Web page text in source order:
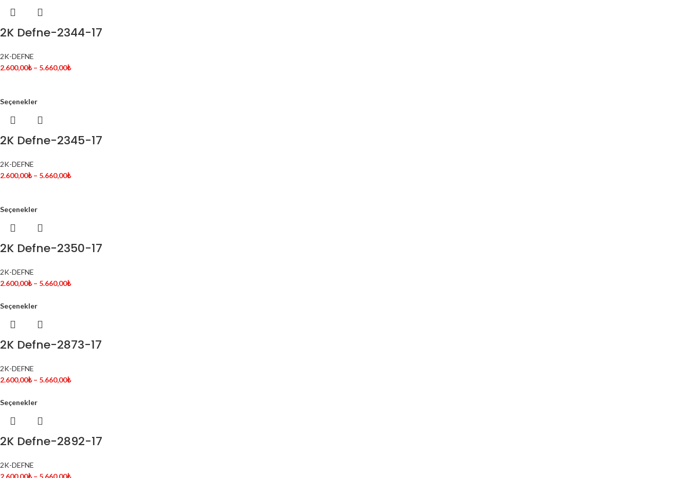
2K Defne-2344-17
2K-DEFNE
2.600,00₺ – 5.660,00₺
Seçenekler
2K Defne-2345-17
2K-DEFNE
2.600,00₺ – 5.660,00₺
Seçenekler
2K Defne-2350-17
2K-DEFNE
2.600,00₺ – 5.660,00₺
Seçenekler
2K Defne-2873-17
2K-DEFNE
2.600,00₺ – 5.660,00₺
Seçenekler
2K Defne-2892-17
2K-DEFNE
2.600,00₺ – 5.660,00₺